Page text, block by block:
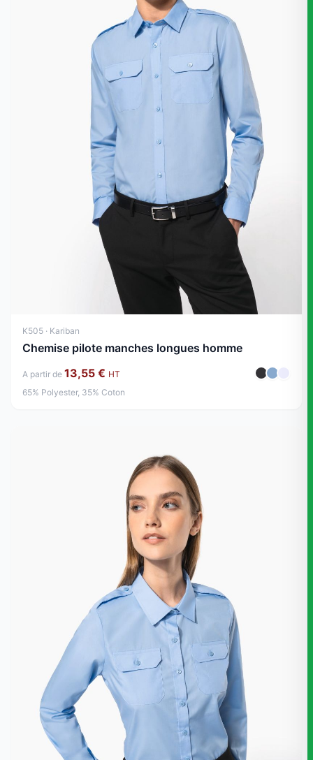
K505 · Kariban
Chemise pilote manches longues homme
A partir de 13,55 € HT
65% Polyester, 35% Coton